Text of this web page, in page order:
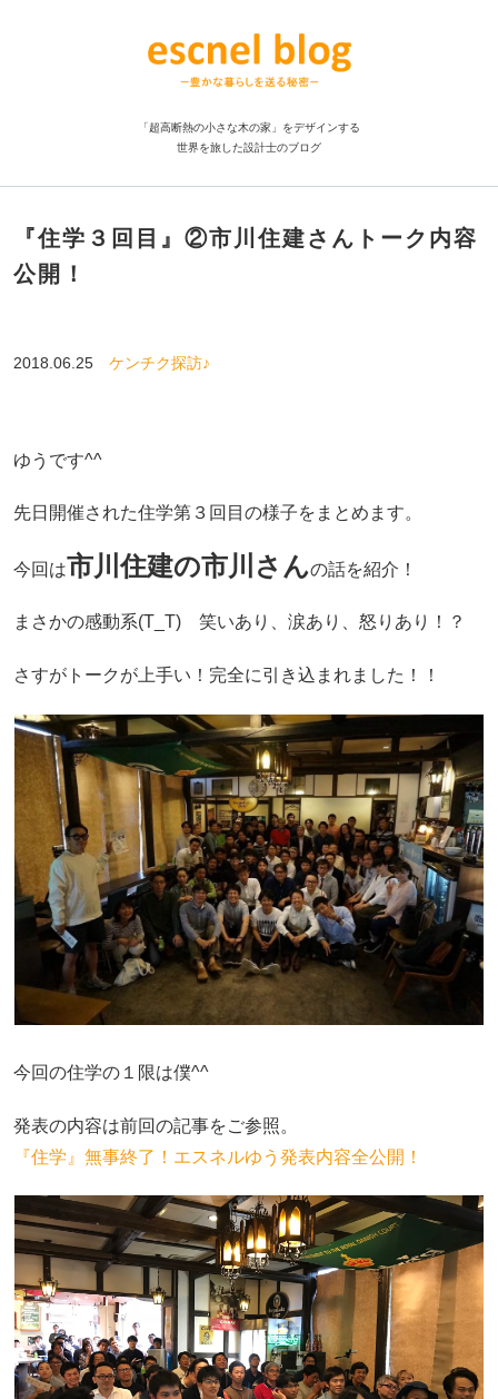
「超高断熱の小さな木の家」をデザインする
世界を旅した設計士のブログ
『住学３回目』②市川住建さんトーク内容
公開！
2018.06.25 ケンチク探訪♪
ゆうです^^
先日開催された住学第３回目の様子をまとめます。
今回は市川住建の市川さんの話を紹介！
まさかの感動系(T_T) 笑いあり、涙あり、怒りあり！？
さすがトークが上手い！完全に引き込まれました！！
今回の住学の１限は僕^^
発表の内容は前回の記事をご参照。
『住学』無事終了！エスネルゆう発表内容全公開！